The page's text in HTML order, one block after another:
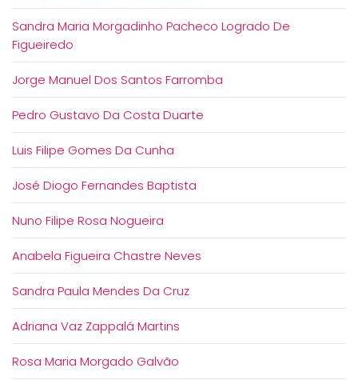
Sandra Maria Morgadinho Pacheco Logrado De
Figueiredo
Jorge Manuel Dos Santos Farromba
Pedro Gustavo Da Costa Duarte
Luis Filipe Gomes Da Cunha
José Diogo Fernandes Baptista
Nuno Filipe Rosa Nogueira
Anabela Figueira Chastre Neves
Sandra Paula Mendes Da Cruz
Adriana Vaz Zappalá Martins
Rosa Maria Morgado Galvão